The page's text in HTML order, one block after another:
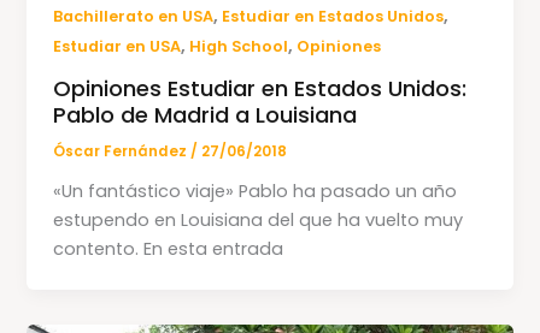
Bachillerato en USA, Estudiar en Estados Unidos,
Estudiar en USA, High School, Opiniones
Opiniones Estudiar en Estados Unidos:
Pablo de Madrid a Louisiana
Óscar Fernández / 27/06/2018
«Un fantástico viaje» Pablo ha pasado un año
estupendo en Louisiana del que ha vuelto muy
contento. En esta entrada